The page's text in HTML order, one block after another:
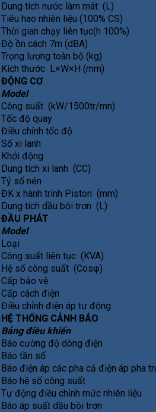
Dung tích nước làm mát (L)
Tiêu hao nhiên liệu (100% CS)
Thời gian chạy liên tục(h 100%)
Độ ồn cách 7m (dBA)
Trọng lượng toàn bộ (kg)
Kích thước L×W×H (mm)
ĐỘNG CƠ
Model
Công suất (kW/1500tr/mn)
Tốc độ quay
Điều chỉnh tốc độ
Số xi lanh
Khởi động
Dung tích xi lanh (CC)
Tỷ số nén
ĐK x hành trình Piston (mm)
Dung tích dầu bôi trơn (L)
ĐẦU PHÁT
Model
Loại
Công suất liên tục (KVA)
Hệ số công suất (Cosφ)
Cấp bảo vệ
Cấp cách điện
Điều chỉnh điện áp tự động
HỆ THỐNG CẢNH BÁO
Bảng điều khiển
Báo cường độ dòng điện
Báo tần số
Báo điện áp các pha cả điện áp pha
Báo hệ số công suất
Tự động điều chỉnh mức nhiên liệu
Báo áp suất dầu bôi trơn